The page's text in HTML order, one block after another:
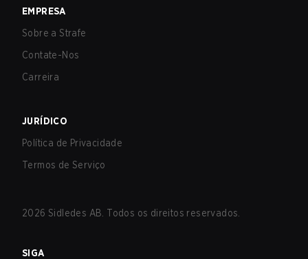
EMPRESA
Sobre a Strafe
Contate-Nos
Carreira
JURÍDICO
Política de Privacidade
Termos de Serviço
2026 Sidledes AB. Todos os direitos reservados.
SIGA